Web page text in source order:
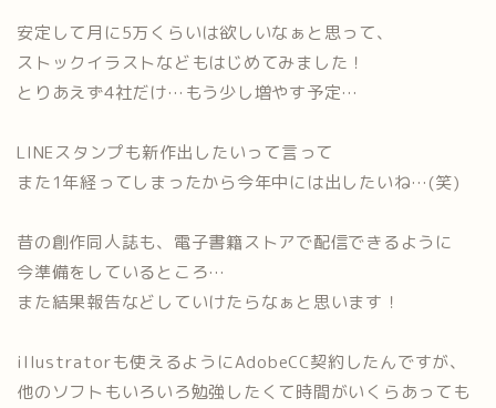
安定して月に5万くらいは欲しいなぁと思って、
ストックイラストなどもはじめてみました！
とりあえず4社だけ…もう少し増やす予定…
LINEスタンプも新作出したいって言って
また1年経ってしまったから今年中には出したいね…(笑)
昔の創作同人誌も、電子書籍ストアで配信できるように
今準備をしているところ…
また結果報告などしていけたらなぁと思います！
illustratorも使えるようにAdobeCC契約したんですが、
他のソフトもいろいろ勉強したくて時間がいくらあっても